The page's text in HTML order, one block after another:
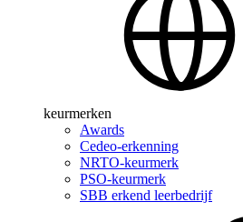
keurmerken
Awards
Cedeo-erkenning
NRTO-keurmerk
PSO-keurmerk
SBB erkend leerbedrijf